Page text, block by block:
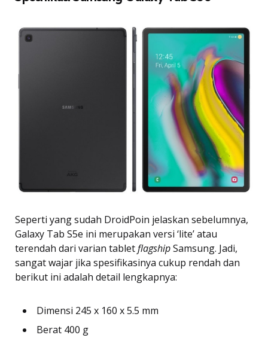
Seperti yang sudah DroidPoin jelaskan sebelumnya,
Galaxy Tab S5e ini merupakan versi ‘lite’ atau
terendah dari varian tabletflagshipSamsung. Jadi,
sangat wajar jika spesifikasinya cukup rendah dan
berikut ini adalah detail lengkapnya:
Dimensi 245 x 160 x 5.5 mm
Berat 400 g